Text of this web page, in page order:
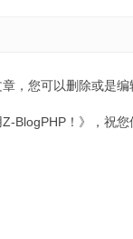
，您可以删除或是编
BlogPHP！》，祝